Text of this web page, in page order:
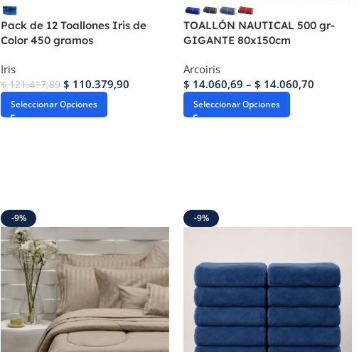
Pack de 12 Toallones Iris de
Color 450 gramos
Iris
$121.417,89 $ 110.379,90
Seleccionar Opciones
TOALLÓN NAUTICAL 500 gr-
GIGANTE 80x150cm
Arcoiris
$ 14.060,69 – $ 14.060,70
Seleccionar Opciones
-9% -9%